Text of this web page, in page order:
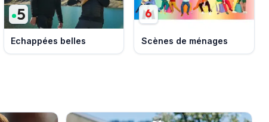
Echappées belles Scènes de ménages